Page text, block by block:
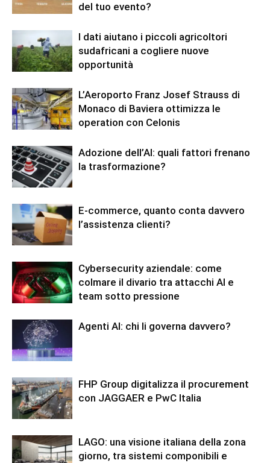
del tuo evento?
I dati aiutano i piccoli agricoltori
sudafricani a cogliere nuove
opportunità
L’Aeroporto Franz Josef Strauss di
Monaco di Baviera ottimizza le
operation con Celonis
Adozione dell’AI: quali fattori frenano
la trasformazione?
E-commerce, quanto conta davvero
l’assistenza clienti?
Cybersecurity aziendale: come
colmare il divario tra attacchi AI e
team sotto pressione
Agenti AI: chi li governa davvero?
FHP Group digitalizza il procurement
con JAGGAER e PwC Italia
LAGO: una visione italiana della zona
giorno, tra sistemi componibili e